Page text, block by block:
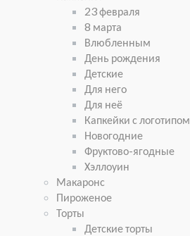
23 февраля
8 марта
Влюбленным
День рождения
Детские
Для него
Для неё
Капкейки с логотипом
Новогодние
Фруктово-ягодные
Хэллоуин
Макаронс
Пироженое
Торты
Детские торты